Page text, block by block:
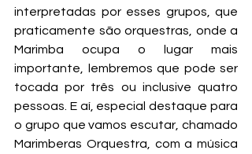
interpretadas por esses grupos, que
praticamente são orquestras, onde a
Marimba ocupa o lugar mais
importante, lembremos que pode ser
tocada por três ou inclusive quatro
pessoas. E aí, especial destaque para
o grupo que vamos escutar, chamado
Marimberas Orquestra, com a música